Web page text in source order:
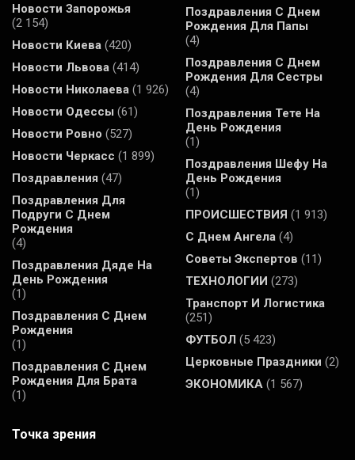
Новости Запорожья
(2 154)
Новости Киева (420)
Новости Львова (414)
Новости Николаева (1 926)
Новости Одессы (61)
Новости Ровно (527)
Новости Черкасс (1 899)
Поздравления (47)
Поздравления Для
Подруги С Днем
Рождения
(4)
Поздравления Дяде На
День Рождения
(1)
Поздравления С Днем
Рождения
(1)
Поздравления С Днем
Рождения Для Брата
(1)
Поздравления С Днем
Рождения Для Папы
(4)
Поздравления С Днем
Рождения Для Сестры
(4)
Поздравления Тете На
День Рождения
(1)
Поздравления Шефу На
День Рождения
(1)
ПРОИСШЕСТВИЯ (1 913)
С Днем Ангела (4)
Советы Экспертов (11)
ТЕХНОЛОГИИ (273)
Транспорт И Логистика
(251)
ФУТБОЛ (5 423)
Церковные Праздники (2)
ЭКОНОМИКА (1 567)
Точка зрения